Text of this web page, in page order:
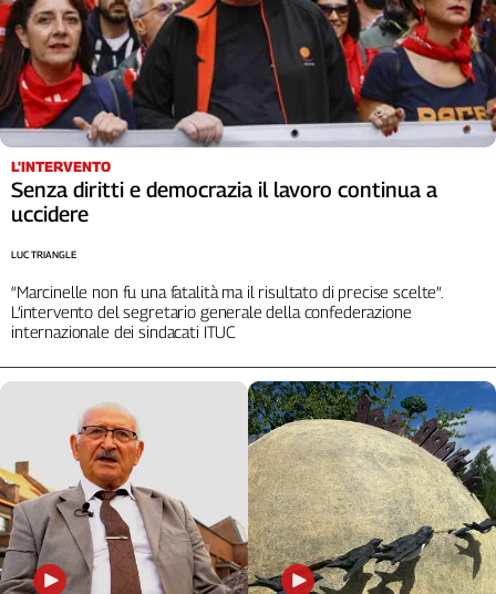
L'INTERVENTO
Senza diritti e democrazia il lavoro continua a
uccidere
“Marcinelle non fu una fatalità ma il risultato di precise scelte”.
L’intervento del segretario generale della confederazione
internazionale dei sindacati ITUC
LUC TRIANGLE